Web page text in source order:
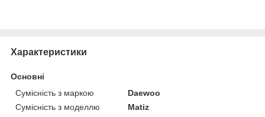
Характеристики
Основні
Сумісність з маркою
Daewoo
Сумісність з моделлю
Matiz